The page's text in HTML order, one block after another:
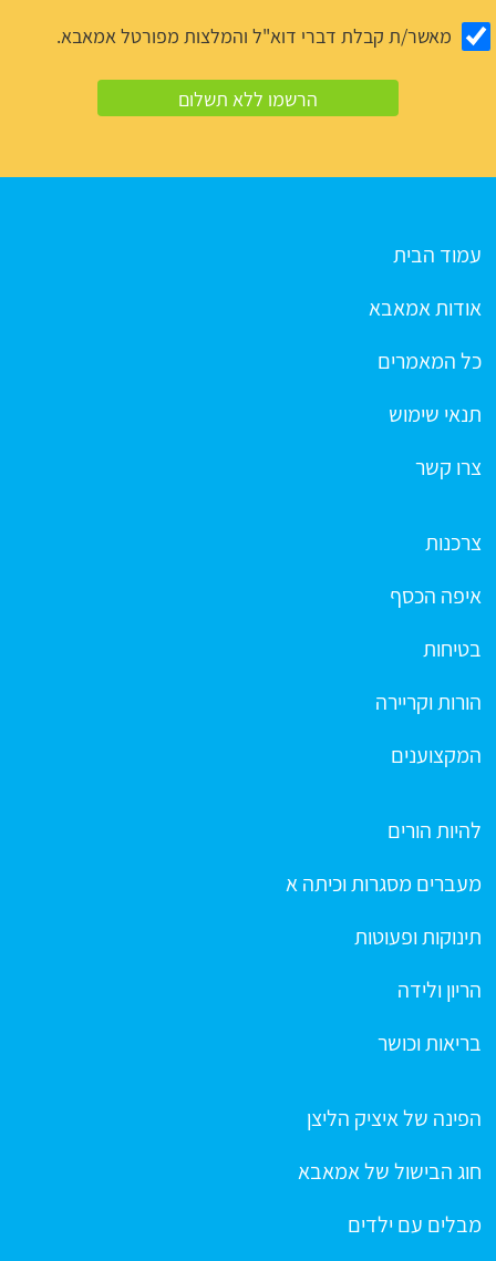
מאשר/ת קבלת דברי דוא"ל והמלצות מפורטל אמאבא.
עמוד הבית
אודות אמאבא
כל המאמרים
תנאי שימוש
צרו קשר
צרכנות
איפה הכסף
בטיחות
הורות וקריירה
המקצוענים
להיות הורים
מעברים מסגרות וכיתה א
תינוקות ופעוטות
הריון ולידה
בריאות וכושר
הפינה של איציק הליצן
חוג הבישול של אמאבא
מבלים עם ילדים